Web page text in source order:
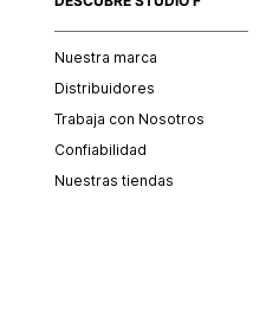
Nuestra marca
Distribuidores
Trabaja con Nosotros
Confiabilidad
Nuestras tiendas